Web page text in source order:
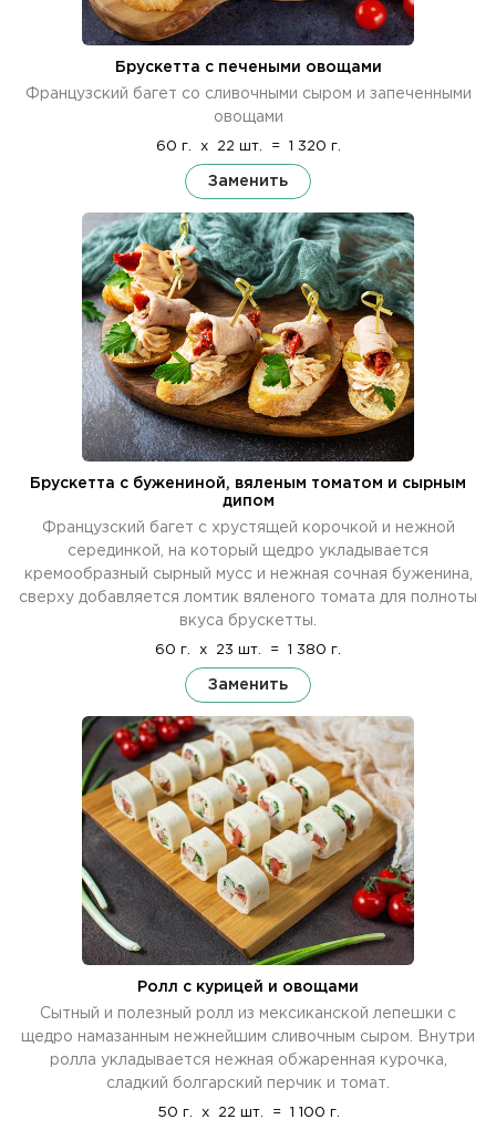
Брускетта с печеными овощами
Французский багет со сливочными сыром и запеченными
овощами
60 г. x 22 шт. = 1 320 г.
Заменить
Брускетта с бужениной, вяленым томатом и сырным
дипом
Французский багет с хрустящей корочкой и нежной
серединкой, на который щедро укладывается
кремообразный сырный мусс и нежная сочная буженина,
сверху добавляется ломтик вяленого томата для полноты
вкуса брускетты.
60 г. x 23 шт. = 1 380 г.
Заменить
Ролл с курицей и овощами
Сытный и полезный ролл из мексиканской лепешки с
щедро намазанным нежнейшим сливочным сыром. Внутри
ролла укладывается нежная обжаренная курочка,
сладкий болгарский перчик и томат.
50 г. x 22 шт. = 1 100 г.